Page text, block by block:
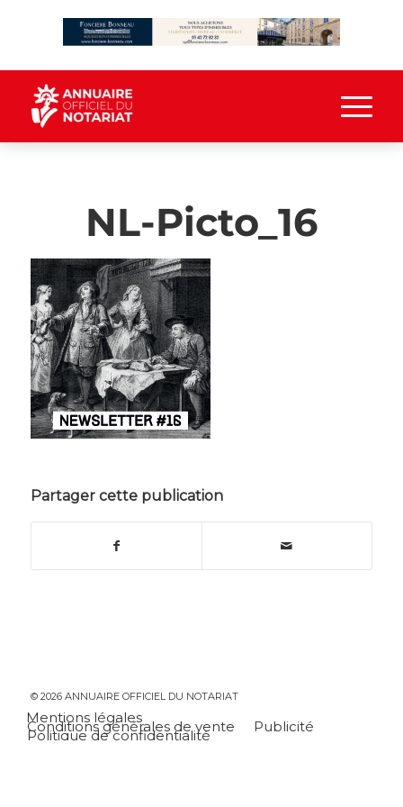
NL-Picto_16
Partager cette publication
© 2026 ANNUAIRE OFFICIEL DU NOTARIAT
Mentions légales
Conditions générales de vente Publicité
Politique de confidentialité